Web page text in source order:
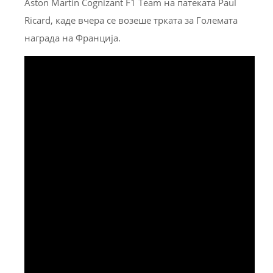
Aston Martin Cognizant F1 Team на патеката Paul
Ricard, каде вчера се возеше трката за Големата
награда на Франција.